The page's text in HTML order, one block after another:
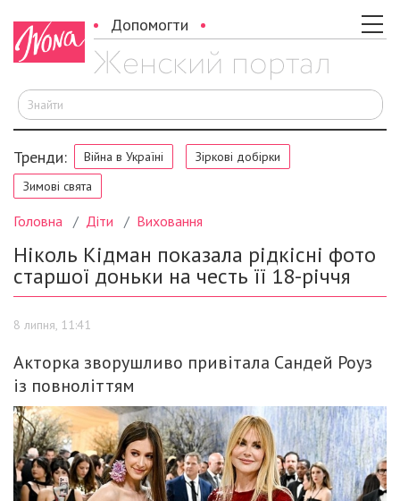
Допомогти
Тренди: Війна в Україні
Зіркові добірки
Зимові свята
Головна Діти Виховання
Ніколь Кідман показала рідкісні фото
старшої доньки на честь її 18-річчя
8 липня, 11:41
Акторка зворушливо привітала Сандей Роуз
із повноліттям